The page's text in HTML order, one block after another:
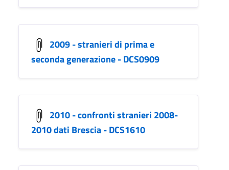
2009 - stranieri di prima e
seconda generazione - DCS0909
2010 - confronti stranieri 2008-
2010 dati Brescia - DCS1610